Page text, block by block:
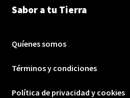
Sabor a tu Tierra
Quíenes somos
Términos y condiciones
Política de privacidad y cookies